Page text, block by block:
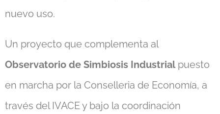
nuevo uso.
Un proyecto que complementa al
Observatorio de Simbiosis Industrialpuesto
en marcha por la Conselleria de Economía, a
través del IVACE y bajo la coordinación